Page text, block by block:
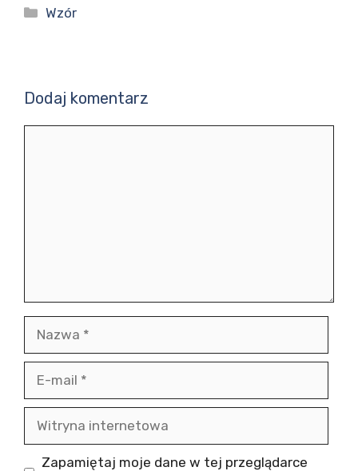
Kategorie
Wzór
Dodaj komentarz
internetowa
Zapamiętaj moje dane w tej przeglądarce